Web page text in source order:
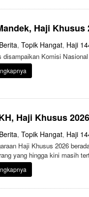
Haji Khusus
Berita, Topik Hangat, Haji
disampaikan Komisi
Haji Khusus
Berita, Topik Hangat, Haji
Haji Khusus 2026
yang hingga kini masih